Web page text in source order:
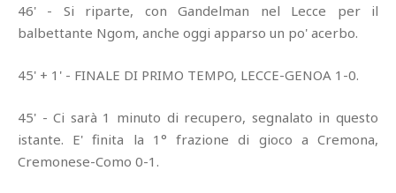
46' - Si riparte, con Gandelman nel Lecce per il
balbettante Ngom, anche oggi apparso un po' acerbo.
45' + 1' - FINALE DI PRIMO TEMPO, LECCE-GENOA 1-0.
45' - Ci sarà 1 minuto di recupero, segnalato in questo
istante. E' finita la 1° frazione di gioco a Cremona,
Cremonese-Como 0-1.